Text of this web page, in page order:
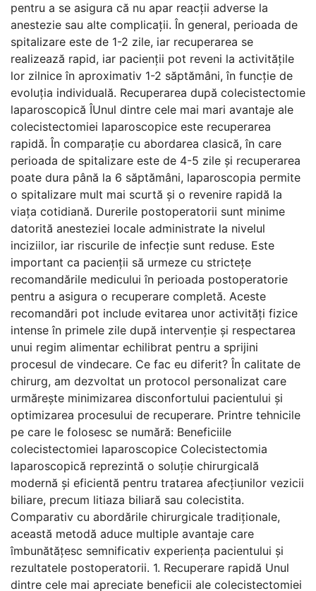
pentru a se asigura că nu apar reacții adverse la
anestezie sau alte complicații. În general, perioada de
spitalizare este de 1-2 zile, iar recuperarea se
realizează rapid, iar pacienții pot reveni la activitățile
lor zilnice în aproximativ 1-2 săptămâni, în funcție de
evoluția individuală. Recuperarea după colecistectomie
laparoscopică ÎUnul dintre cele mai mari avantaje ale
colecistectomiei laparoscopice este recuperarea
rapidă. În comparație cu abordarea clasică, în care
perioada de spitalizare este de 4-5 zile și recuperarea
poate dura până la 6 săptămâni, laparoscopia permite
o spitalizare mult mai scurtă și o revenire rapidă la
viața cotidiană. Durerile postoperatorii sunt minime
datorită anesteziei locale administrate la nivelul
inciziilor, iar riscurile de infecție sunt reduse. Este
important ca pacienții să urmeze cu strictețe
recomandările medicului în perioada postoperatorie
pentru a asigura o recuperare completă. Aceste
recomandări pot include evitarea unor activități fizice
intense în primele zile după intervenție și respectarea
unui regim alimentar echilibrat pentru a sprijini
procesul de vindecare. Ce fac eu diferit? În calitate de
chirurg, am dezvoltat un protocol personalizat care
urmărește minimizarea disconfortului pacientului și
optimizarea procesului de recuperare. Printre tehnicile
pe care le folosesc se numără: Beneficiile
colecistectomiei laparoscopice Colecistectomia
laparoscopică reprezintă o soluție chirurgicală
modernă și eficientă pentru tratarea afecțiunilor vezicii
biliare, precum litiaza biliară sau colecistita.
Comparativ cu abordările chirurgicale tradiționale,
această metodă aduce multiple avantaje care
îmbunătățesc semnificativ experiența pacientului și
rezultatele postoperatorii. 1. Recuperare rapidă Unul
dintre cele mai apreciate beneficii ale colecistectomiei